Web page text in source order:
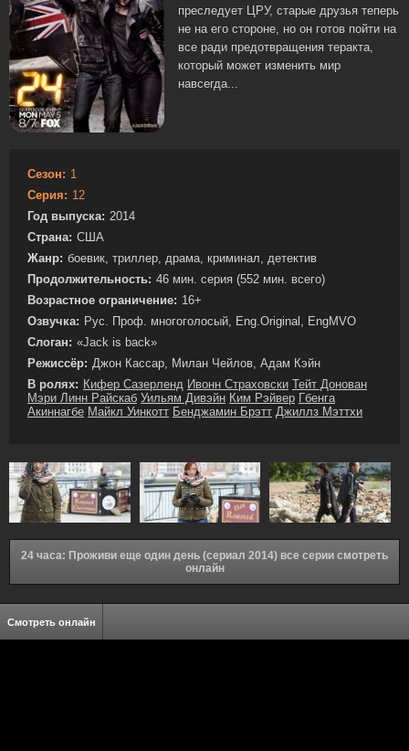
преследует ЦРУ, старые друзья теперь
не на его стороне, но он готов пойти на
все ради предотвращения теракта,
который может изменить мир
навсегда...
Сезон: 1
Серия: 12
Год выпуска: 2014
Страна: США
Жанр: боевик, триллер, драма, криминал, детектив
Продолжительность: 46 мин. серия (552 мин. всего)
Возрастное ограничение: 16+
Озвучка: Рус. Проф. многоголосый, Eng.Original, EngMVO
Слоган: «Jack is back»
Режиссёр: Джон Кассар, Милан Чейлов, Адам Кэйн
В ролях: Кифер Сазерленд Ивонн Страховски Тейт Донован
Мэри Линн Райскаб Уильям Дивэйн Ким Рэйвер Гбенга
Акиннагбе Майкл Уинкотт Бенджамин Брэтт Джиллз Мэттхи
24 часа: Проживи еще один день (сериал 2014) все серии смотреть
онлайн
Смотреть онлайн